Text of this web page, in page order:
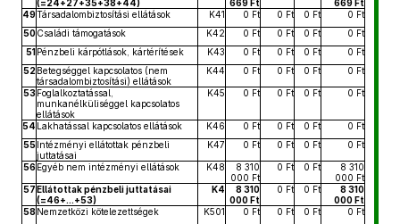
(=24+27+35+38+44)
669 Ft
669 Ft
49Társadalombiztosítási ellátások K41 0 Ft 0 Ft 0 Ft
0 Ft
50 Családi támogatások K42 0 Ft 0 Ft 0 Ft
0 Ft
51Pénzbeli kárpótlások, kártérítések K43 0 Ft 0 Ft 0 Ft
0 Ft
52Betegséggel kapcsolatos (nem
társadalombiztosítási) ellátások
K44 0 Ft 0 Ft 0 Ft 0 Ft
53Foglalkoztatással,
munkanélküliséggel kapcsolatos
ellátások
K45 0 Ft 0 Ft 0 Ft 0 Ft
54 Lakhatással kapcsolatos ellátások K46 0 Ft 0 Ft 0 Ft
0 Ft
55Intézményi ellátottak pénzbeli
juttatásai
K47 0 Ft 0 Ft 0 Ft 0 Ft
56Egyéb nem intézményi ellátások K48
8 310
000 Ft
0 Ft 0 Ft
8 310
000 Ft
57Ellátottak pénzbeli juttatásai
(=46+...+53)
K4
8 310
000 Ft
0 Ft 0 Ft
8 310
000 Ft
58Nemzetközi kötelezettségek K501 0 Ft 0 Ft 0 Ft
0 Ft